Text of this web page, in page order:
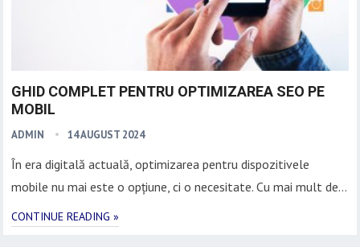
GHID COMPLET PENTRU OPTIMIZAREA SEO PE
MOBIL
ADMIN 14 AUGUST 2024
În era digitală actuală, optimizarea pentru dispozitivele
mobile nu mai este o opțiune, ci o necesitate. Cu mai mult de…
CONTINUE READING »